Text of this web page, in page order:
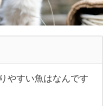
やすい魚はなんです